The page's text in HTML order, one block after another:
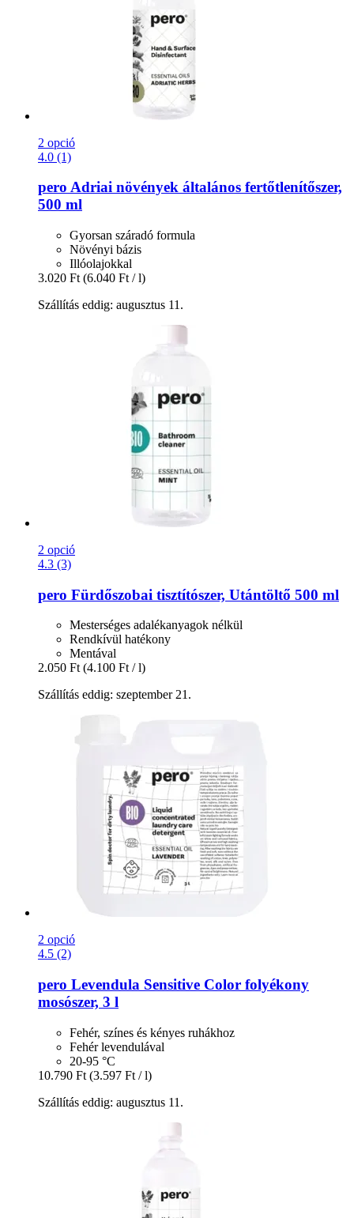
2 opció
4.0 (1)
pero Adriai növények általános fertőtlenítőszer,
500 ml
Gyorsan száradó formula
Növényi bázis
Illóolajokkal
3.020 Ft (6.040 Ft / l)
Szállítás eddig: augusztus 11.
2 opció
4.3 (3)
pero Fürdőszobai tisztítószer, Utántöltő 500 ml
Mesterséges adalékanyagok nélkül
Rendkívül hatékony
Mentával
2.050 Ft (4.100 Ft / l)
Szállítás eddig: szeptember 21.
2 opció
4.5 (2)
pero Levendula Sensitive Color folyékony
mosószer, 3 l
Fehér, színes és kényes ruhákhoz
Fehér levendulával
20-95 °C
10.790 Ft (3.597 Ft / l)
Szállítás eddig: augusztus 11.